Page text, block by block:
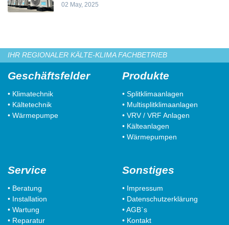
02 May, 2025
IHR REGIONALER KÄLTE-KLIMA FACHBETRIEB
Geschäftsfelder
• Klimatechnik
• Kältetechnik
• Wärmepumpe
Produkte
• Splitklimaanlagen
• Multisplitklimaanlagen
• VRV / VRF Anlagen
• Kälteanlagen
• Wärmepumpen
Service
• Beratung
• Installation
• Wartung
• Reparatur
Sonstiges
• Impressum
• Datenschutzerklärung
• AGB`s
• Kontakt